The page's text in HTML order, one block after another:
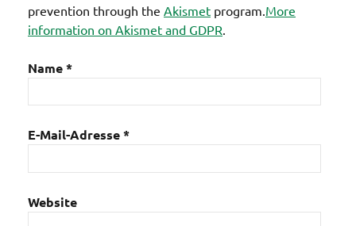
prevention through the Akismet program. More
information on Akismet and GDPR
Name*
E-Mail-Adresse*
Website